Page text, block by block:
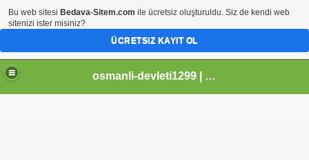
osmanli-devleti1299 | Osmanli Devleti | osmanli padisahlari | osmanli vezirleri | Osmanli Ansiklopedi Bilgileri
Bu web sitesi Bedava-Sitem.com ile ücretsiz oluşturuldu. Siz de kendi web
sitenizi ister misiniz?
ÜCRETSIZ KAYIT OL